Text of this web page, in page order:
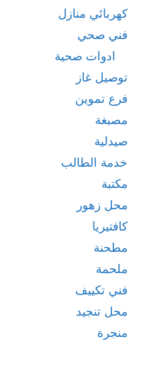
كهربائي منازل
فني صحي
ادوات صحية
توصيل غاز
فرع تموين
مصبغة
صيدلية
خدمة الطالب
مكتبة
محل زهور
كافتيريا
مطحنة
ملحمة
فني تكييف
محل تنجيد
منجرة